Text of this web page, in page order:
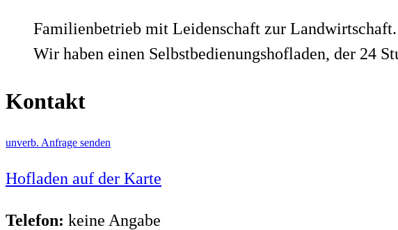
Familienbetrieb mit Leidenschaft zur
Wir haben einen Selbstbedienungshofladen, der 24
Kontakt
unverb. Anfrage senden
Hofladen auf der Karte
Telefon: keine Angabe